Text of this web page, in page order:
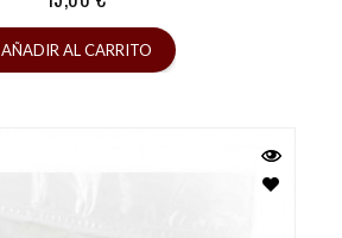
AÑADIR AL CARRITO